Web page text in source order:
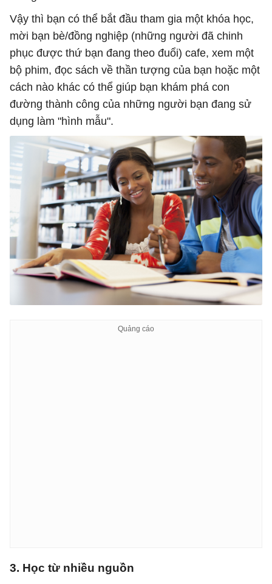
Vậy thì bạn có thể bắt đầu tham gia một khóa học,
mời bạn bè/đồng nghiệp (những người đã chinh
phục được thứ bạn đang theo đuổi) cafe, xem một
bộ phim, đọc sách về thần tượng của bạn hoặc một
cách nào khác có thể giúp bạn khám phá con
đường thành công của những người bạn đang sử
dụng làm "hình mẫu".
3. Học từ nhiều nguồn